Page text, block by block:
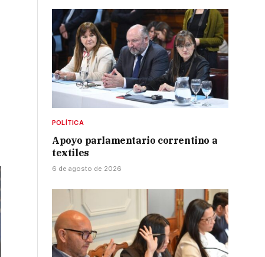
POLÍTICA
Apoyo parlamentario correntino a
textiles
6 de agosto de 2026